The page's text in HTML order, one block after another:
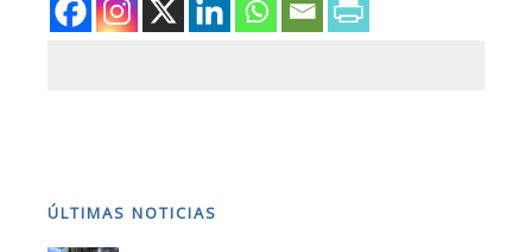
ÚLTIMAS NOTICIAS